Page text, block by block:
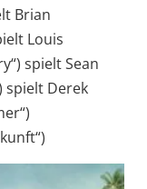
Brian
Louis
spielt Sean
spielt Derek